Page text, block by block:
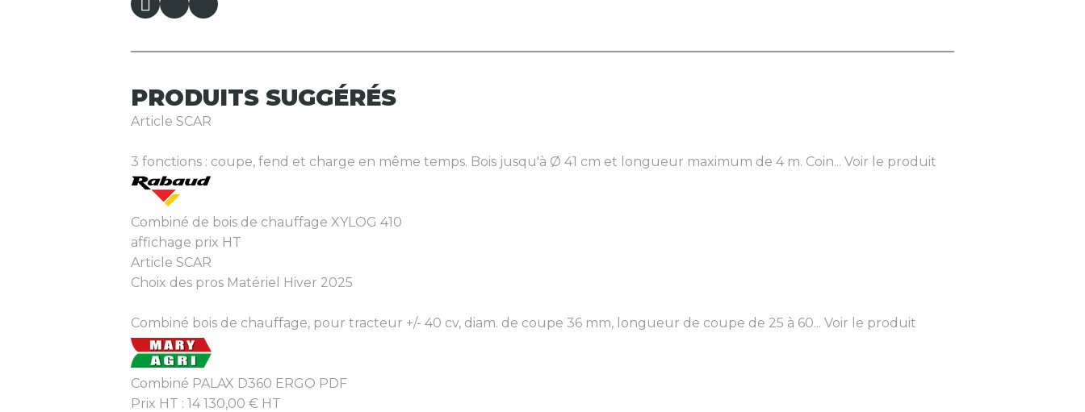
PRODUITS SUGGÉRÉS
Article SCAR
3 fonctions : coupe, fend et charge en même temps. Bois jusqu'à Ø 41 cm et longueur maximum de 4 m. Coin... Voir le produit
Combiné de bois de chauffage XYLOG 410
affichage prix HT
Article SCAR
Choix des pros Matériel Hiver 2025
Combiné bois de chauffage, pour tracteur +/- 40 cv, diam. de coupe 36 mm, longueur de coupe de 25 à 60... Voir le produit
Combiné PALAX D360 ERGO PDF
Prix HT : 14 130,00 € HT